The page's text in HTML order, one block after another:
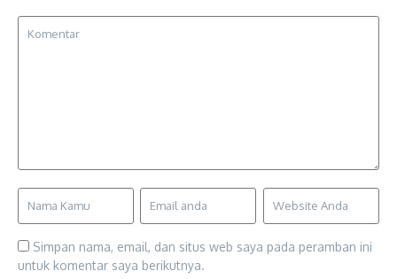
Simpan nama, email, dan situs web saya pada peramban ini
untuk komentar saya berikutnya.